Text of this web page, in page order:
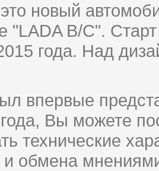
новый
"LADA B/C".
года. Над
впервые
Вы можете
технические
обмена